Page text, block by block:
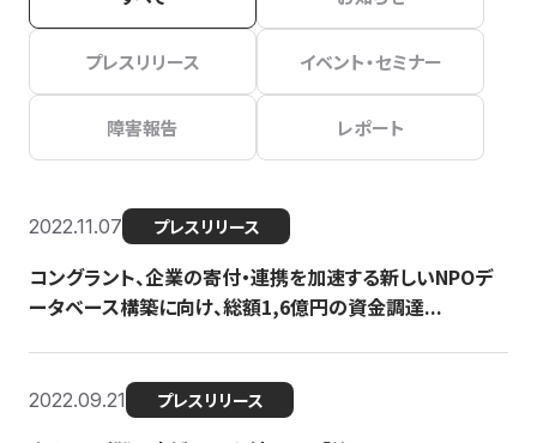
プレスリリース イベント・セミナー
障害報告 レポート
2022.11.07 プレスリリース
コングラント、企業の寄付・連携を加速する新しいNPOデ
ータベース構築に向け、総額1,6億円の資金調達...
2022.09.21 プレスリリース